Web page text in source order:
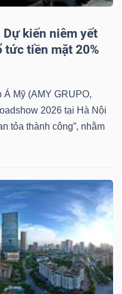
Dự kiến niêm yết
tức tiền mặt 20%
Mỹ (AMY GRUPO,
2026 tại Hà Nội
tỏa thành công”, nhằm